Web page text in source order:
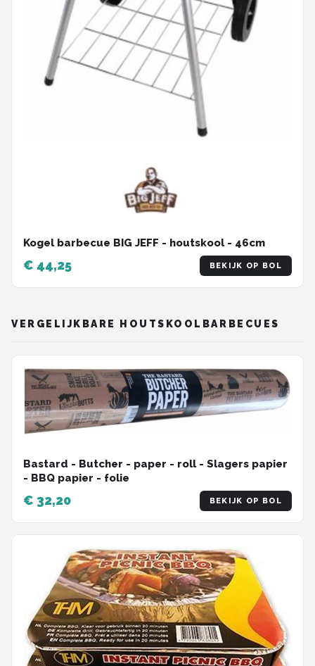
Kogel barbecue BIG JEFF - houtskool - 46cm
€ 44,25 BEKIJK OP BOL
VERGELIJKBARE HOUTSKOOLBARBECUES
Bastard - Butcher - paper - roll - Slagers papier
- BBQ papier - folie
€ 32,20 BEKIJK OP BOL